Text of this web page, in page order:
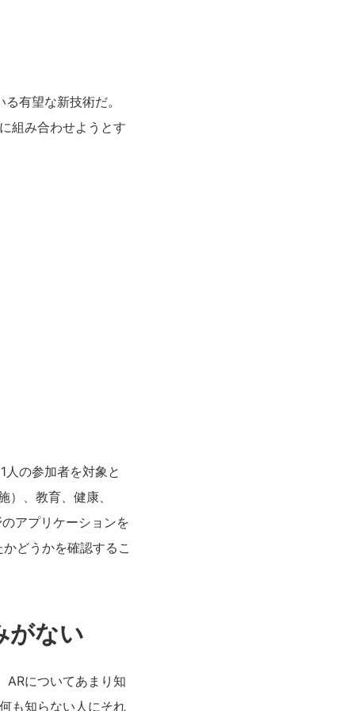
有望な新技術だ。
組み合わせようとす
の参加者を対象と
、教育、健康、
アプリケーションを
どうかを確認するこ
がない
ARについてあまり知
も知らない人にそれ